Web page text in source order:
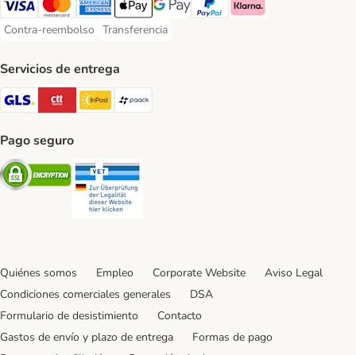
Visa Payment Method
Mastercard Payment Method
American Express Payment Method
Apple Pay Payment Method
Google Pay Payment Method
PayPal Payment Method
Klarna Payment Method
Contra-reembolso
Contra-reembolso Payment Method
Transferencia
Transferencia Payment Method
Servicios de entrega
GLS Shipping Method
CTTExpress Shipping Method
InPost Shipping Method
paack Shipping Method
Pago seguro
Security
Quiénes somos Empleo Corporate Website
Aviso Legal
Condiciones comerciales generales
DSA
Formulario de desistimiento
Contacto
Gastos de envío y plazo de entrega
Formas de pago